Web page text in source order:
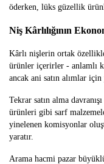
öderken, lüks güzellik
Niş Kârlılığının
Kârlı nişlerin ortak
ürünler içerirler - anlamlı
ancak ani satın alımlar
Tekrar satın alma
ürünleri gibi sarf
yinelenen komisyonlar
yaratır.
Arama hacmi pazar